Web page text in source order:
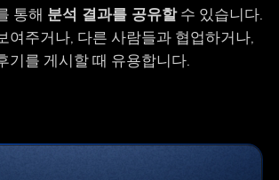
통해 분석 결과를 공유할수 있습니다.
여주거나, 다른 사람들과 협업하거나,
기를 게시할 때 유용합니다.